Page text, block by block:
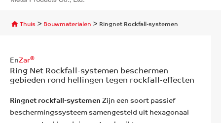
Thuis > Bouwmaterialen > Ringnet Rockfall-systemen
EnZar®
Ring Net Rockfall-systemen beschermen
gebieden rond hellingen tegen rockfall-effecten
Ringnet rockfall-systemenZijn een soort passief
beschermingssysteem samengesteld uit hexagonaal